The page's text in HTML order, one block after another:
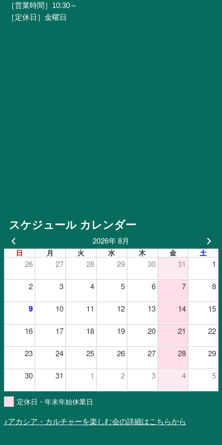
［営業時間］10:30～
［定休日］金曜日
スケジュール カレンダー
2026年 8月
日 月 火 水 木 金 土
26 27 28 29 30 31 1
2 3 4 5 6 7 8
9 10 11 12 13 14 15
16 17 18 19 20 21 22
23 24 25 26 27 28 29
30 31 1 2 3 4 5
定休日・年末年始休業日
♪アカシア・カルチャーを楽しむ会の詳細はこちらから